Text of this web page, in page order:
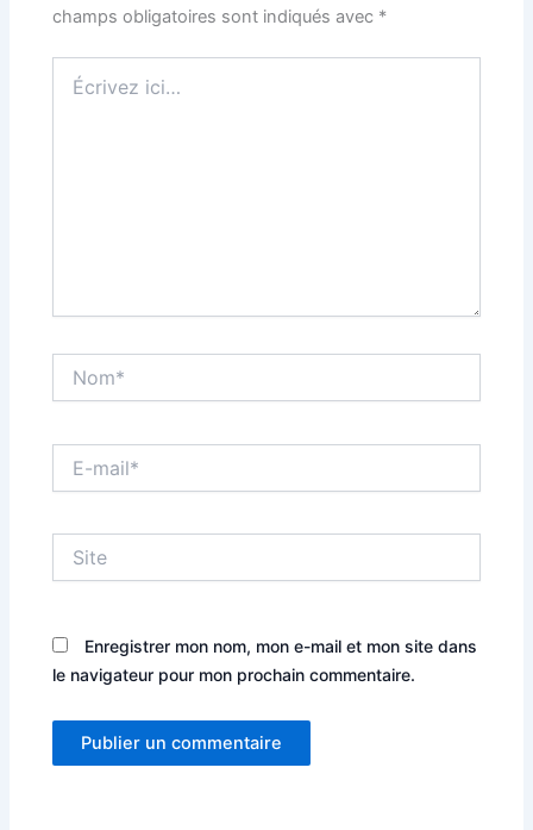
champs obligatoires sont indiqués avec *
ici…
mail*
Enregistrer mon nom, mon e-mail et mon site dans
le navigateur pour mon prochain commentaire.